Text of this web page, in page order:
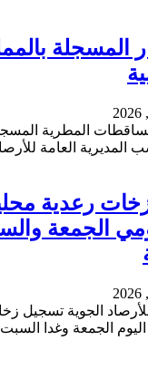
المسجلة
المطرية
رعدية
الجمعة
للأرصاد الجوية تسجيل
الجمعة وغدا